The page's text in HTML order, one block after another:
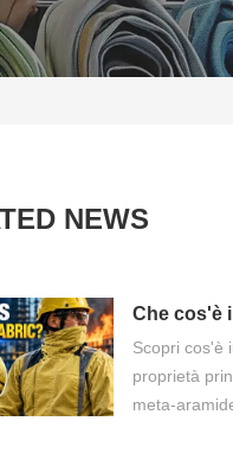
NEWS
Che cos'è
Scopri cos'è
proprietà
meta-